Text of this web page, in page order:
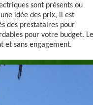
sont présents ou
idée des prix, il est
des prestataires pour
pour votre budget. Le
sans engagement.